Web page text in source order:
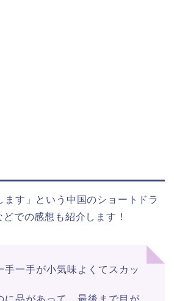
ます」という中国のショートドラ
どでの感想も紹介します！
手一手が小気味よくてスカッ
に品があって、最後まで目が